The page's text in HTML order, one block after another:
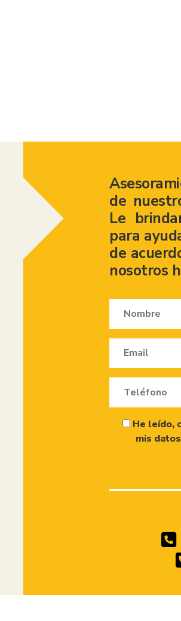
de
Le
para
de
nosotros
He leído,
mis